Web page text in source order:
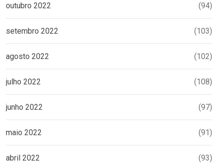
outubro 2022 (94)
setembro 2022 (103)
agosto 2022 (102)
julho 2022 (108)
junho 2022 (97)
maio 2022 (91)
abril 2022 (93)